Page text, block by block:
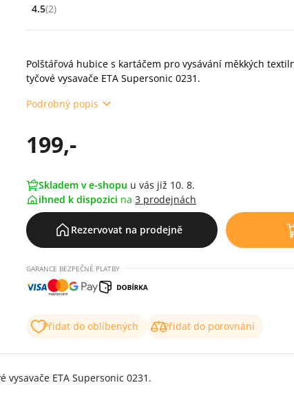
Hodnocení: 4.5 z 5 (2 recenzí)
4.5(2)
Polštářová hubice s kartáčem pro vysávání měkkých
tyčové vysavače ETA Supersonic 0231.
Podrobný popis
199,-
Skladem v e-shopu u vás již 10. 8.
ihned k dispozici na 3 prodejnách
Rezervovat na prodejně
GARANCE BEZPEČNÉ PLATBY
Přidat do oblíbených
Přidat do porovnání
ETA Supersonic 0231.